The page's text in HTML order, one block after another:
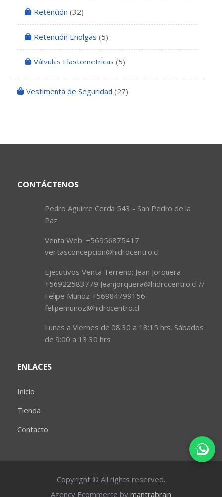
Retención (32)
Retención Enolgas (5)
Válvulas Elastometricas (5)
Vestimenta de Seguridad (27)
CONTÁCTENOS
Pedro Aguirre Cerda 543 - San Pedro de la
Paz
Venta Web: +56956875417
ventasconcepcion@hidrocentro.cl
Ejecutivos Venta Terreno: Jean Jorquera
+56922583779 Jeanjorquera@hidrocentro.cl //
Felipe Muñoz +56984799156
felipemunoz@hidrocentro.cl
Lunes a Viernes de 08:30 a 18:15 hrs. Sábados
de 9:00 a 13:30 hrs.
ENLACES
Inicio
Tienda
Contacto
Copyright © All rights reserved.
Agency Ecommerce by mantrabrain